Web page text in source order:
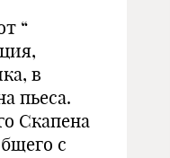
“
в
пьеса.
Скапена
с